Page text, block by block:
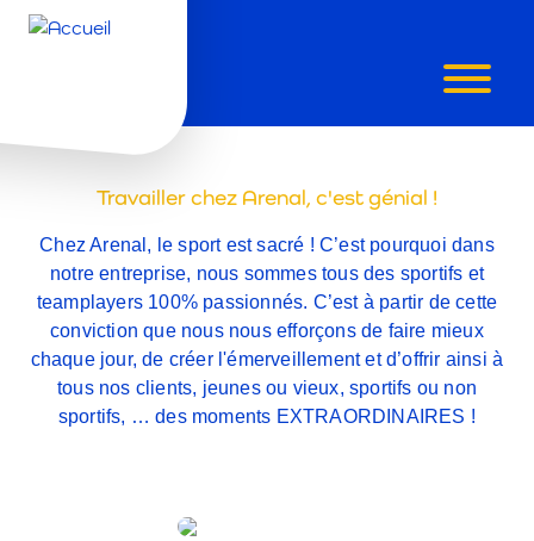
HORECA
-
RÉGION
Travailler chez Arenal, c'est génial !
Chez Arenal, le sport est sacré ! C’est pourquoi dans
notre entreprise, nous sommes tous des sportifs et
teamplayers 100% passionnés. C’est à partir de cette
conviction que nous nous efforçons de faire mieux
chaque jour, de créer l'émerveillement et d’offrir ainsi à
tous nos clients, jeunes ou vieux, sportifs ou non
sportifs, … des moments EXTRAORDINAIRES !